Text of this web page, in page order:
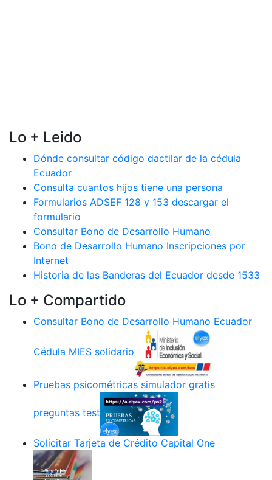
Lo + Leido
Dónde consultar código dactilar de la cédula
Ecuador
Consulta cuantos hijos tiene una persona
Formularios ADSEF 128 y 153 descargar el
formulario
Consultar Bono de Desarrollo Humano
Bono de Desarrollo Humano Inscripciones por
Internet
Historia de las Banderas del Ecuador desde 1533
Lo + Compartido
Consultar Bono de Desarrollo Humano Ecuador
Cédula MIES solidario
Pruebas psicométricas simulador gratis
preguntas test
Solicitar Tarjeta de Crédito Capital One